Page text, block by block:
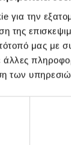
για την
της
μας
των